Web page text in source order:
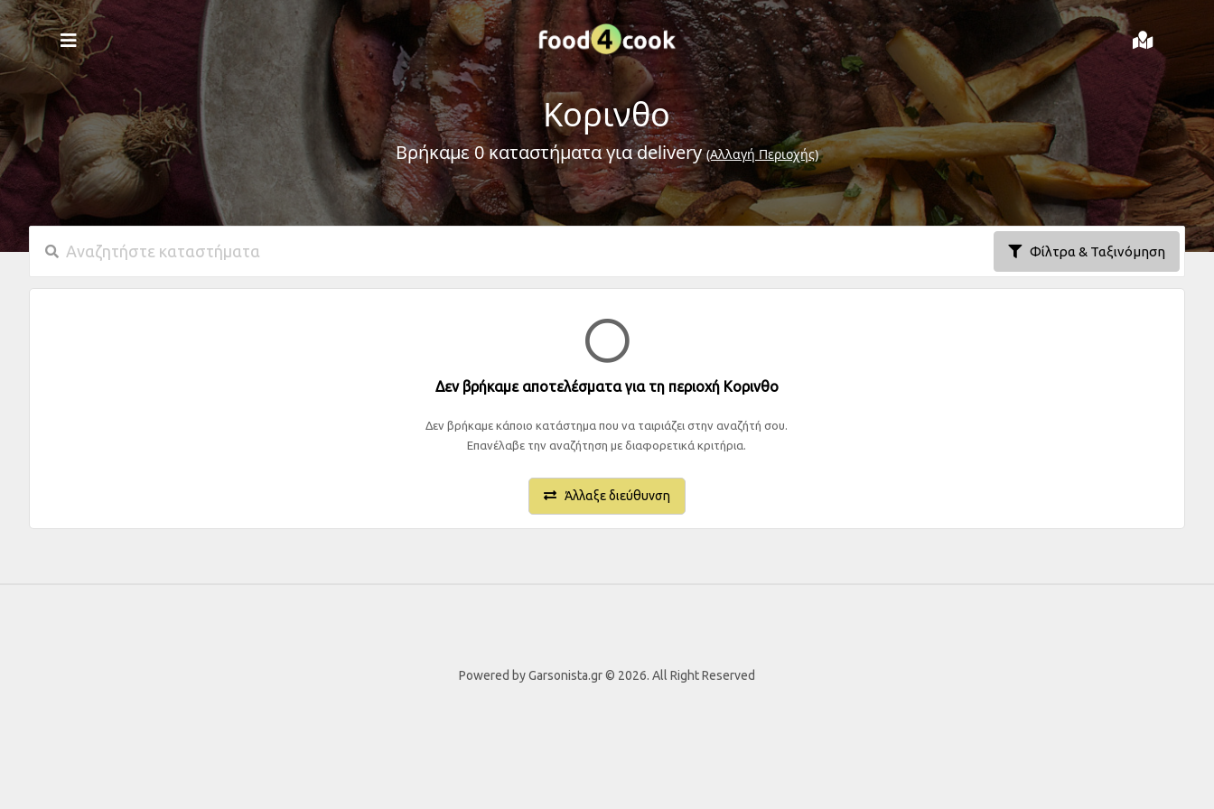
Κορινθο
Βρήκαμε 0 καταστήματα για delivery(Αλλαγή Περιοχής)
Φίλτρα & Ταξινόμηση
Δεν βρήκαμε αποτελέσματα για τη περιοχή Κορινθο
Δεν βρήκαμε κάποιο κατάστημα που να ταιριάζει στην αναζήτή σου.
Επανέλαβε την αναζήτηση με διαφορετικά κριτήρια.
Άλλαξε διεύθυνση
Powered by Garsonista.gr © 2026. All Right Reserved